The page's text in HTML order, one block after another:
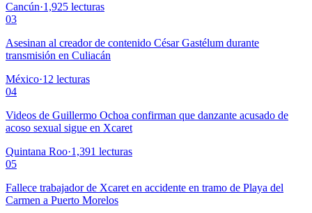
Cancún·1,925 lecturas
03
Asesinan al creador de contenido César Gastélum durante
transmisión en Culiacán
México·12 lecturas
04
Videos de Guillermo Ochoa confirman que danzante acusado de
acoso sexual sigue en Xcaret
Quintana Roo·1,391 lecturas
05
Fallece trabajador de Xcaret en accidente en tramo de Playa del
Carmen a Puerto Morelos